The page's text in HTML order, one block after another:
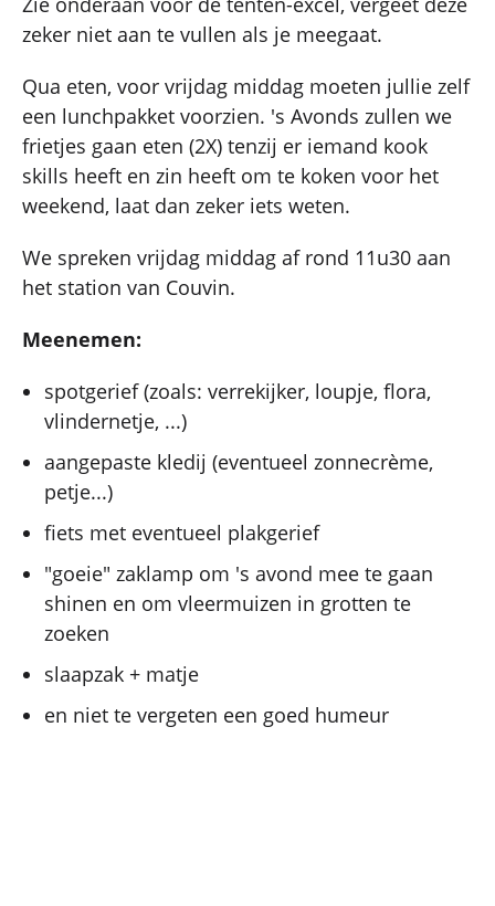
zeker niet aan te vullen als je meegaat.
Qua eten, voor vrijdag middag moeten jullie zelf
een lunchpakket voorzien. 's Avonds zullen we
frietjes gaan eten (2X) tenzij er iemand kook
skills heeft en zin heeft om te koken voor het
weekend, laat dan zeker iets weten.
We spreken vrijdag middag af rond 11u30 aan
het station van Couvin.
Meenemen:
spotgerief (zoals: verrekijker, loupje, flora,
vlindernetje, ...)
aangepaste kledij (eventueel zonnecrème,
petje...)
fiets met eventueel plakgerief
"goeie" zaklamp om 's avond mee te gaan
shinen en om vleermuizen in grotten te
zoeken
slaapzak + matje
en niet te vergeten een goed humeur